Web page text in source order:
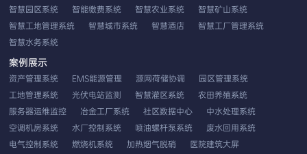
智慧园区系统 智能缴费系统 智慧农业系统
智慧矿山系统
智慧工地管理系统
智慧城市系统 智慧酒店
智慧工厂管理系统
智慧水务系统
案例展示
资产管理系统 EMS能源管理 源网荷储协调
园区管理系统
工地管理系统
光伏电站监测 智慧灌区系统
农田养殖系统
服务器运维监控
冶金工厂系统 社区数据中心
中水处理系统
空调机房系统
水厂控制系统 喷油螺杆泵系统
废水回用系统
电气控制系统
燃烧机系统 加热烟气脱硝
医院建筑大屏